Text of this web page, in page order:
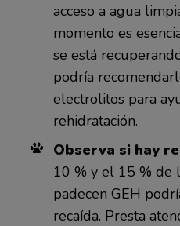
acceso a agua
momento es
se está
podría
electrolitos para
rehidratación.
Observa si hay
10 % y el 15 % de
padecen GEH
recaída. Presta